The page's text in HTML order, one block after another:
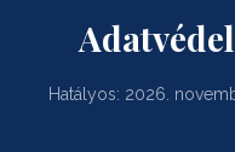
Hatályos: 2026.